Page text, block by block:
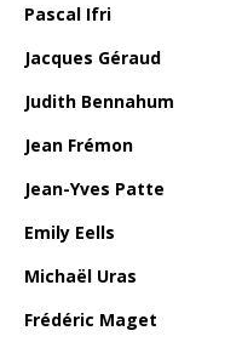
Pascal Ifri
Jacques Géraud
Judith Bennahum
Jean Frémon
Jean-Yves Patte
Emily Eells
Michaël Uras
Frédéric Maget